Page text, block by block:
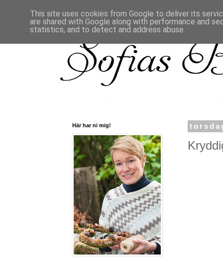
Här har ni mig!
This site uses cookies from Google to deliver its
are shared with Google along with performance and
statistics, and to detect and address abuse.